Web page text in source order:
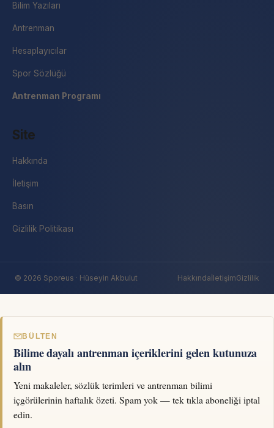
Bilim Yazıları
Antrenman
Hesaplayıcılar
Spor Sözlüğü
Antrenman Programı
Site
Hakkında
İletişim
Basın
Gizlilik Politikası
© 2026 Sporeus · Hüseyin Akbulut HakkındaİletişimGizlilik
BÜLTEN
Bilime dayalı antrenman içeriklerini gelen kutunuza
alın
Yeni makaleler, sözlük terimleri ve antrenman bilimi
içgörülerinin haftalık özeti. Spam yok — tek tıkla aboneliği iptal
edin.